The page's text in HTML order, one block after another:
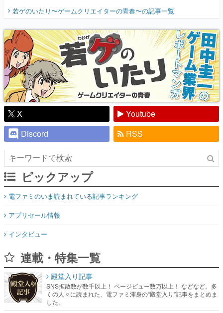
開く。業界の快男児・松山 洋に流れる血は
『少年ジャンプ』色だった【若ゲのいた
り】
若ゲのいたり〜ゲームクリエイターの青春〜の記事一覧
X
Youtube
Discord
RSS
ピックアップ
電ファミのいま読まれている記事ランキング
アプリセール情報
インタビュー
連載・特集一覧
殿堂入り記事
SNS拡散数が数千以上！ ページビュー数万以上！ などなど。多
くの人々に読まれた、電ファミ渾身の“殿堂入り”記事をまとめま
した。